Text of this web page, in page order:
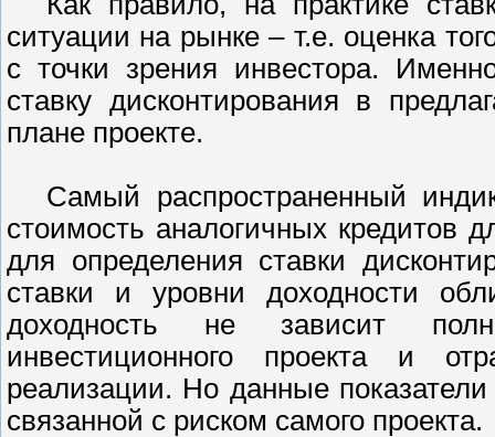
ситуации на рынке – т.е. оценка
с точки зрения инвестора.
ставку дисконтирования в
плане проекте.
Самый распространенный
стоимость аналогичных кредитов
для определения ставки
ставки и уровни доходности
доходность не зависит
инвестиционного проекта и
реализации. Но данные
связанной с риском самого проекта.